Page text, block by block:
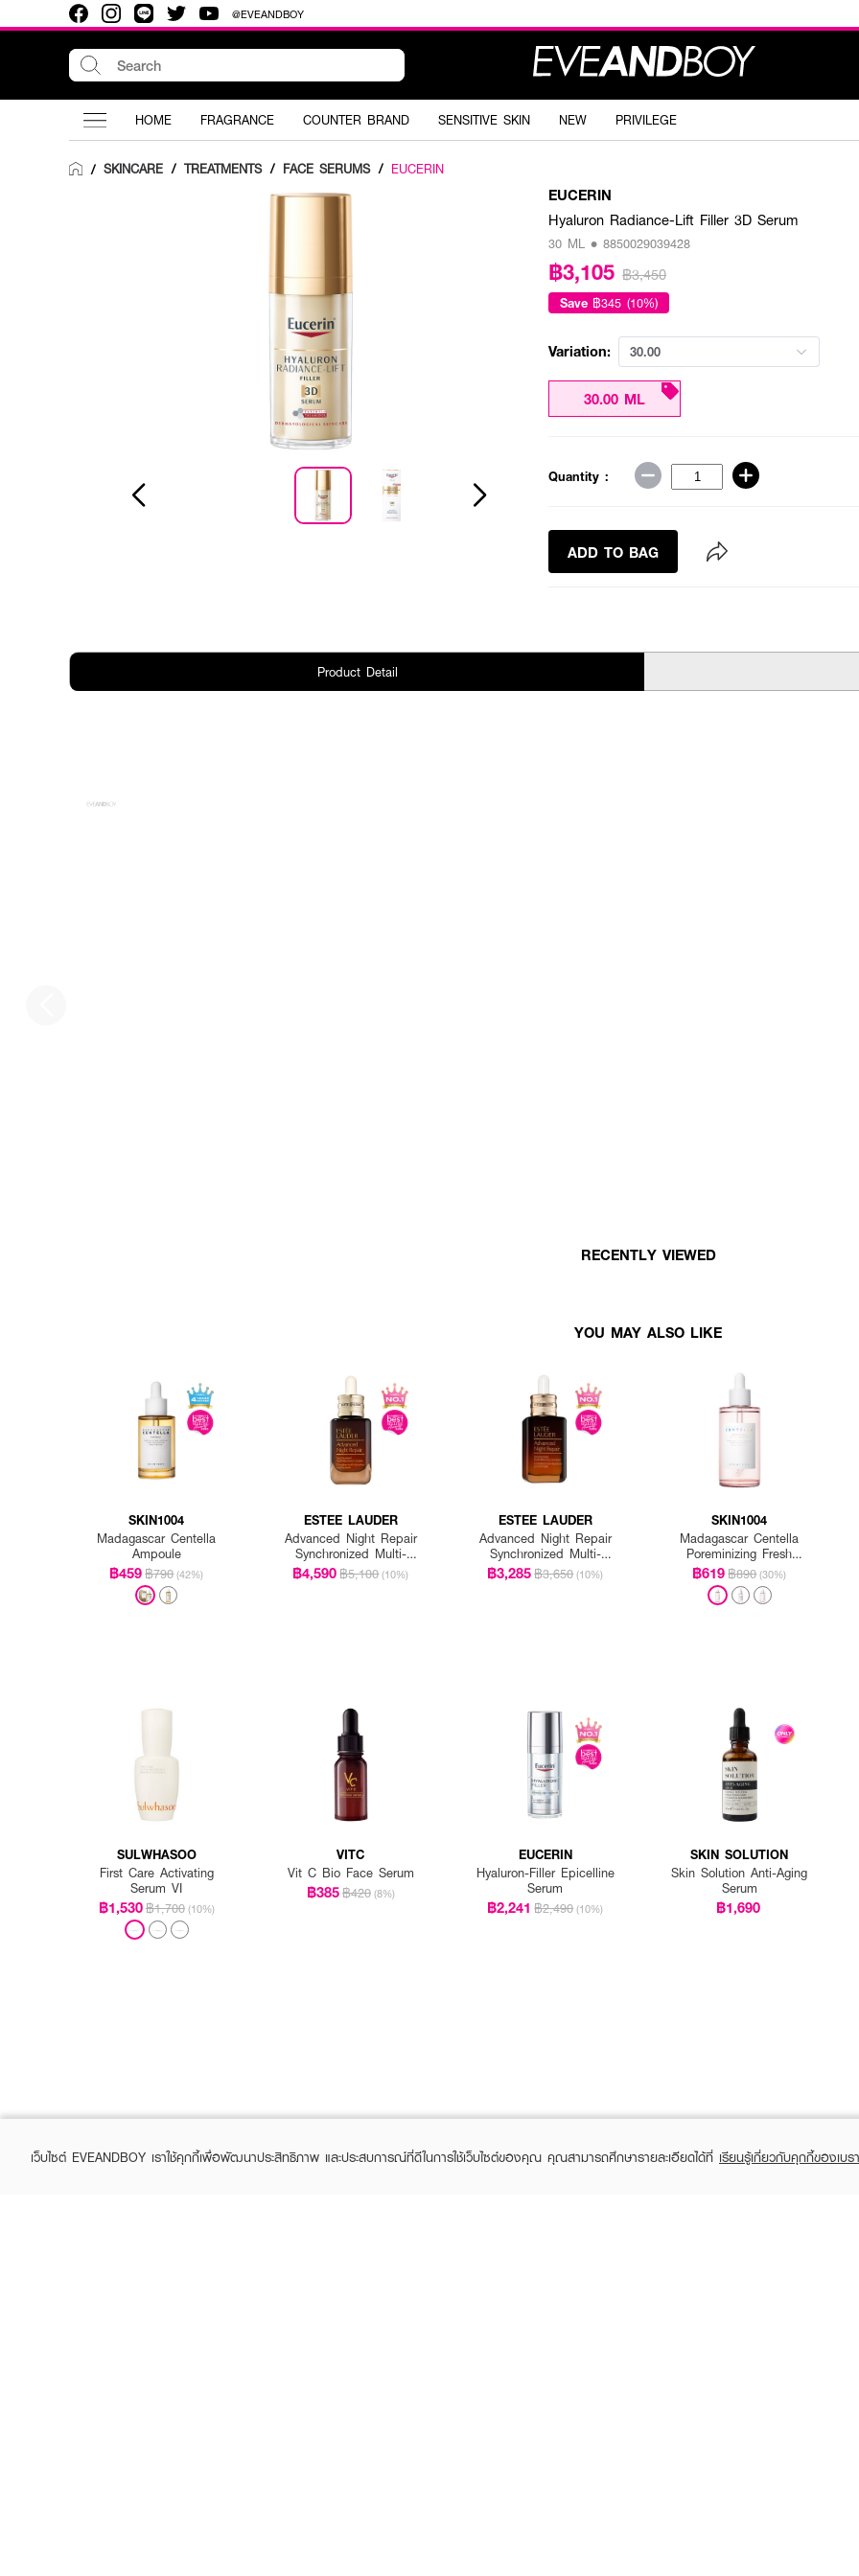
@EVEANDBOY
HOME FRAGRANCE COUNTER BRAND SENSITIVE SKIN NEW PRIVILEGE
/ SKINCARE / TREATMENTS / FACE SERUMS / EUCERIN
EUCERIN
Hyaluron Radiance-Lift Filler 3D Serum
30 ML • 8850029039428
฿3,105 ฿3,450
Save ฿345 (10%)
Variation: 30.00
30.00 ML
Quantity :
ADD TO BAG
Product Detail
RECENTLY VIEWED
YOU MAY ALSO LIKE
SKIN1004
Madagascar Centella
Ampoule
฿459฿790 (42%)
ESTEE LAUDER
Advanced Night Repair
Synchronized Multi-
Recovery Complex
฿4,590฿5,100 (10%)
ESTEE LAUDER
Advanced Night Repair
Synchronized Multi-
Recovery Complex
฿3,285฿3,650 (10%)
SKIN1004
Madagascar Centella
Poreminizing Fresh
Ampoule
฿619฿890 (30%)
SULWHASOO
First Care Activating
Serum VI
฿1,530฿1,700 (10%)
VITC
Vit C Bio Face Serum
฿385฿420 (8%)
EUCERIN
Hyaluron-Filler Epicelline
Serum
฿2,241 ฿2,490 (10%)
SKIN SOLUTION
Skin Solution Anti-Aging
Serum
฿1,690
เว็บไซต์ EVEANDBOY เราใช้คุกกี้เพื่อพัฒนาประสิทธิภาพ และประสบการณ์ที่ดีในการใช้เว็บไซต์ของคุณ คุณสามารถศึกษารายละเอียดได้ที่ เรียนรู้เกี่ยวกับคุกกี้ของเบร